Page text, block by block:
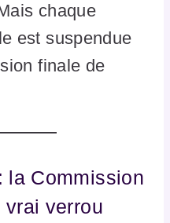
chaque
est suspendue
finale de
la Commission
vrai verrou